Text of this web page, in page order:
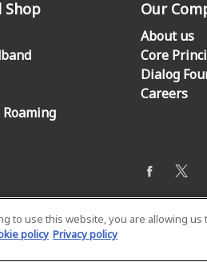
Shop Our
About us
Core
Dialog
Careers
to use this website, you are allowing
policy Privacy policy